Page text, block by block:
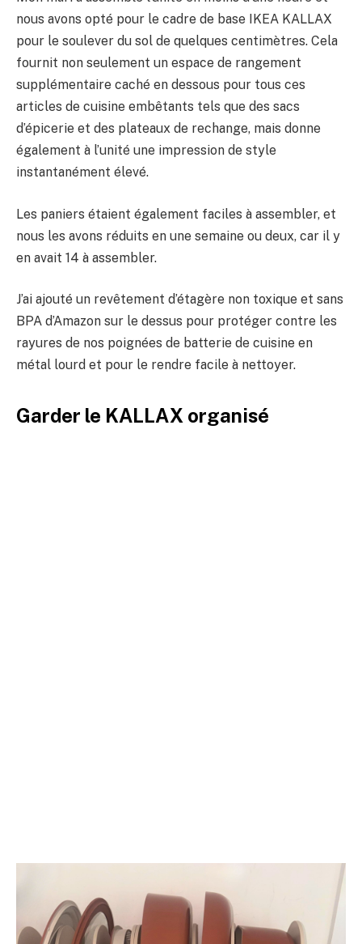
nous avons opté pour le cadre de base IKEA KALLAX
pour le soulever du sol de quelques centimètres. Cela
fournit non seulement un espace de rangement
supplémentaire caché en dessous pour tous ces
articles de cuisine embêtants tels que des sacs
d’épicerie et des plateaux de rechange, mais donne
également à l’unité une impression de style
instantanément élevé.
Les paniers étaient également faciles à assembler, et
nous les avons réduits en une semaine ou deux, car il y
en avait 14 à assembler.
J’ai ajouté un revêtement d’étagère non toxique et sans
BPA d’Amazon sur le dessus pour protéger contre les
rayures de nos poignées de batterie de cuisine en
métal lourd et pour le rendre facile à nettoyer.
Garder le KALLAX organisé